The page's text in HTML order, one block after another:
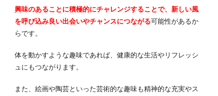
興味のあることに積極的にチャレンジすることで、新しい風
を呼び込み良い出会いやチャンスにつながる可能性があるか
らです。
体を動かすような趣味であれば、健康的な生活やリフレッシ
ュにもつながります。
また、絵画や陶芸といった芸術的な趣味も精神的な充実やス